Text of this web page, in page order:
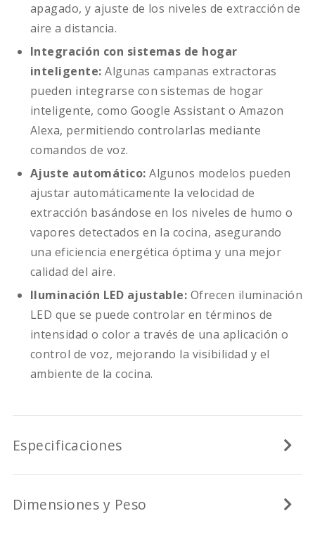
apagado, y ajuste de los niveles de extracción de
aire a distancia.
Integración con sistemas de hogar
inteligente:Algunas campanas extractoras
pueden integrarse con sistemas de hogar
inteligente, como Google Assistant o Amazon
Alexa, permitiendo controlarlas mediante
comandos de voz.
Ajuste automático:Algunos modelos pueden
ajustar automáticamente la velocidad de
extracción basándose en los niveles de humo o
vapores detectados en la cocina, asegurando
una eficiencia energética óptima y una mejor
calidad del aire.
Iluminación LED ajustable: Ofrecen iluminación
LED que se puede controlar en términos de
intensidad o color a través de una aplicación o
control de voz, mejorando la visibilidad y el
ambiente de la cocina.
Especificaciones
Dimensiones y Peso